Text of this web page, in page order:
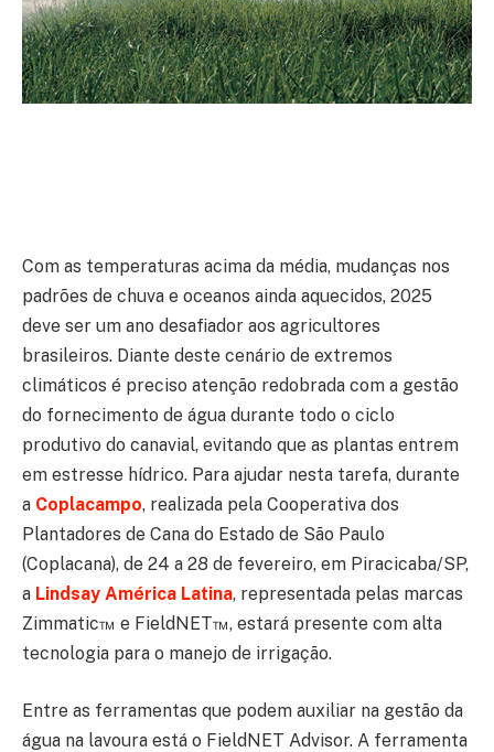
Com as temperaturas acima da média, mudanças nos
padrões de chuva e oceanos ainda aquecidos, 2025
deve ser um ano desafiador aos agricultores
brasileiros. Diante deste cenário de extremos
climáticos é preciso atenção redobrada com a gestão
do fornecimento de água durante todo o ciclo
produtivo do canavial, evitando que as plantas entrem
em estresse hídrico. Para ajudar nesta tarefa, durante
a Coplacampo, realizada pela Cooperativa dos
Plantadores de Cana do Estado de São Paulo
(Coplacana), de 24 a 28 de fevereiro, em Piracicaba/SP,
a Lindsay América Latina, representada pelas marcas
Zimmatic™ e FieldNET™, estará presente com alta
tecnologia para o manejo de irrigação.
Entre as ferramentas que podem auxiliar na gestão da
água na lavoura está o FieldNET Advisor. A ferramenta